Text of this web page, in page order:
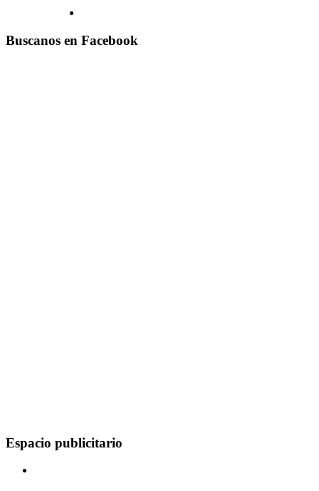
Buscanos en Facebook
Espacio publicitario